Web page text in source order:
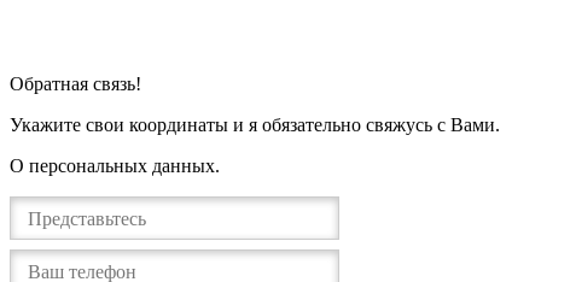
Я готов с Вами найти его причину, понять, как Ваши убеждения
Я — аналитик. Свою жизнь я посвятил исследованию причин
Далее, более 15 лет я посвятил себя исследованиям в области
Завершил 101 и 4х-летний 202 курс от Европейской Ассоциации
Являюсь членом Профессионального медицинского объединения
Трансактного Анализа (СОТА и ЕАТА).
Обратная связь!
Укажите свои координаты и я обязательно свяжусь с Вами.
О персональных данных.